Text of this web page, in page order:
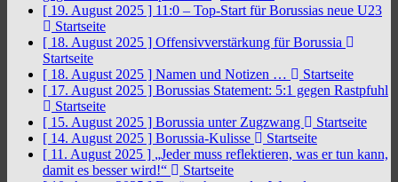
[ 19. August 2025 ] 11:0 – Top-Start für Borussias neue U23
Startseite
[ 18. August 2025 ] Offensivverstärkung für Borussia
Startseite
[ 18. August 2025 ] Namen und Notizen …
Startseite
[ 17. August 2025 ] Borussias Statement: 5:1 gegen Rastpfuhl
Startseite
[ 15. August 2025 ] Borussia unter Zugzwang
Startseite
[ 14. August 2025 ] Borussia-Kulisse
Startseite
[ 11. August 2025 ] „Jeder muss reflektieren, was er tun kann,
damit es besser wird!“
Startseite